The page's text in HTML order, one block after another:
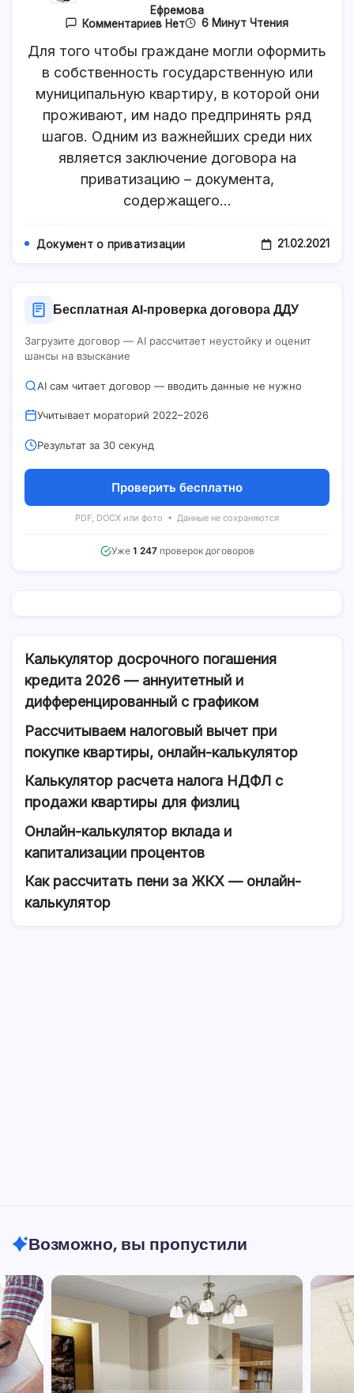
Ефремова
КомментариевК
Что
Необходимо
Знать
Договоре
Приватизации
Квартиры?
Особенности
И
Регистрации
Нет 6 Минут Чтения
Для того чтобы граждане могли оформить
в собственность государственную или
муниципальную квартиру, в которой они
проживают, им надо предпринять ряд
шагов. Одним из важнейших среди них
является заключение договора на
приватизацию – документа,
содержащего…
Документ о приватизации 21.02.2021
Бесплатная AI‑проверка договора ДДУ
Загрузите договор — AI рассчитает неустойку и оценит
шансы на взыскание
AI сам читает договор — вводить данные не нужно
Учитывает мораторий 2022–2026
Результат за 30 секунд
Проверить бесплатно
PDF, DOCX или фото • Данные не сохраняются
Уже 1 247проверок договоров
Калькулятор досрочного погашения
кредита 2026 — аннуитетный и
дифференцированный с графиком
Рассчитываем налоговый вычет при
покупке квартиры, онлайн-калькулятор
Калькулятор расчета налога НДФЛ с
продажи квартиры для физлиц
Онлайн-калькулятор вклада и
капитализации процентов
Как рассчитать пени за ЖКХ — онлайн-
калькулятор
Возможно, вы пропустили